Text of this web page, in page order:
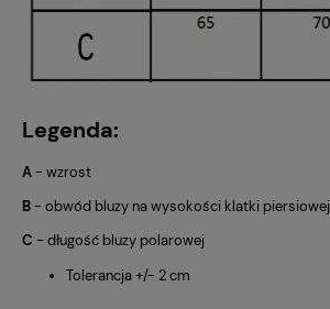
Legenda:
A- wzrost
B- obwód bluzy na wysokości klatki piersiowej
C - długość bluzy polarowej
Tolerancja +/- 2 cm